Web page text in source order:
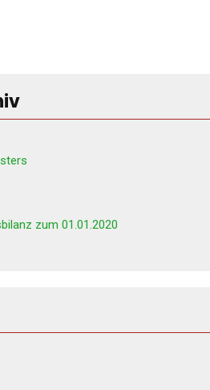
zum 01.01.2020